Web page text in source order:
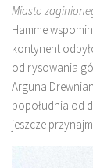
Miasto
Hamme
kontynent
od rysowania
Arguna
popołudnia od
jeszcze